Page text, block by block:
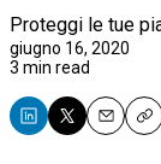
Proteggi le tue
giugno 16, 2020
3 min read
Email